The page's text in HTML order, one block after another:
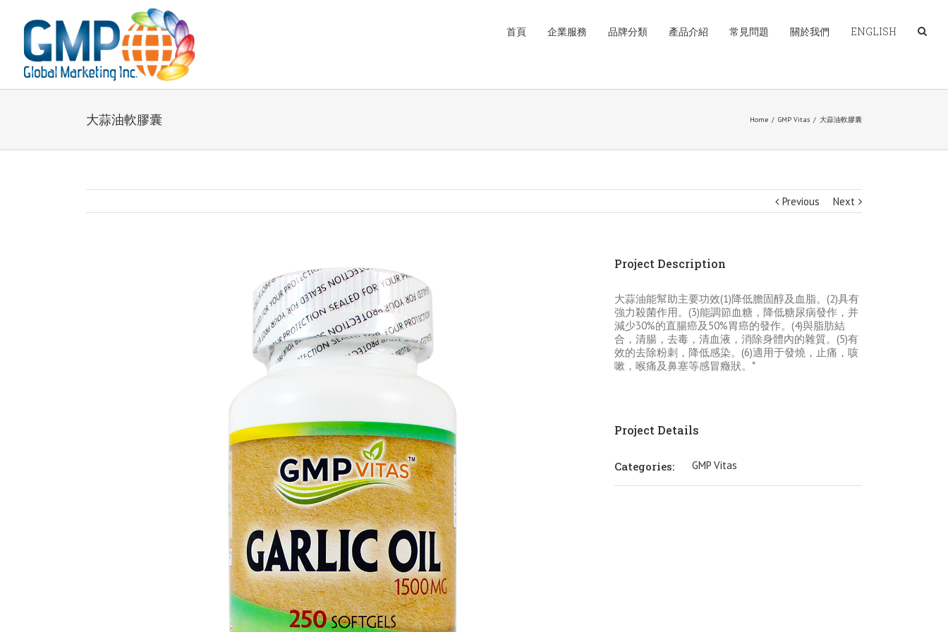
首頁 企業服務 品牌分類 產品介紹 常見問題 關於我們 ENGLISH
大蒜油軟膠囊 Home / GMP Vitas / 大蒜油軟膠囊
Previous Next
Project Description
大蒜油能幫助主要功效(1)降低膽固醇及血脂。(2)具有
強力殺菌作用。(3)能調節血糖，降低糖尿病發作，并
減少30%的直腸癌及50%胃癌的發作。(4)與脂肪結
合，清腸，去毒，清血液，消除身體內的雜質。(5)有
效的去除粉刺，降低感染。(6)適用于發燒，止痛，咳
嗽，喉痛及鼻塞等感冒癥狀。 *
Project Details
Categories: GMP Vitas